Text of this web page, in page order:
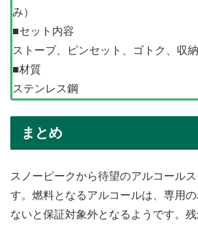
み）
■セット内容
ストーブ、ピンセット、ゴトク、収
■材質
ステンレス鋼
まとめ
スノーピークから待望のアルコール
す。燃料となるアルコールは、専用
ないと保証対象外となるようです。